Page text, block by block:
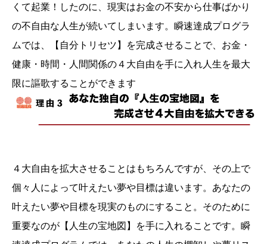
くて起業！したのに、現実はお金の不安から仕事ばかり
の不自由な人生が続いてしまいます。瞬速達成プログラ
ムでは、【自分トリセツ】を完成させることで、お金・
健康・時間・人間関係の４大自由を手に入れ人生を最大
限に謳歌することができます
４大自由を拡大させることはもちろんですが、その上で
個々人によって叶えたい夢や目標は違います。あなたの
叶えたい夢や目標を現実のものにすること。そのために
重要なのが【人生の宝地図】を手に入れることです。瞬